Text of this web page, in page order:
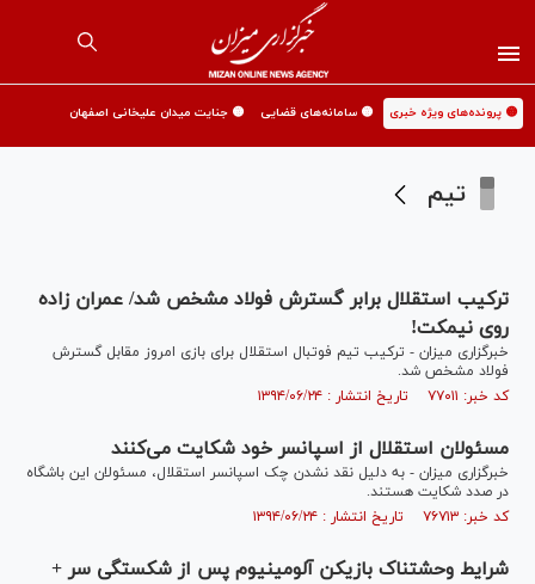
🟡 پرونده‌های ویژه خبری 🟡 سامانه‌های قضایی 🟡 جنایت میدان علیخانی اصفهان
تیم
ترکیب استقلال برابر گسترش فولاد مشخص شد/ عمران زاده
روی نیمکت‌!
خبرگزاری میزان - ترکیب تیم فوتبال استقلال برای بازی امروز مقابل گسترش
فولاد مشخص شد.
کد خبر: ۷۷۰۱۱ تاریخ انتشار : ۱۳۹۴/۰۶/۲۴
مسئولان استقلال از اسپانسر خود شکایت می‌کنند
خبرگزاری میزان - به دلیل نقد نشدن چک اسپانسر استقلال، مسئولان این باشگاه
در صدد شکایت هستند.
کد خبر: ۷۶۷۱۳ تاریخ انتشار : ۱۳۹۴/۰۶/۲۴
شرایط وحشتناک بازیکن آلومینیوم پس از شکستگی سر +